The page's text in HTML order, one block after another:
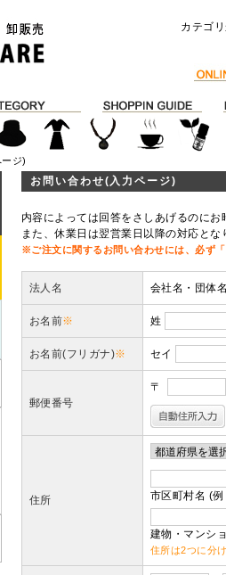
カテゴ
ジ)
お問い合わせ(入力ページ)
内容によっては回答をさしあげるのに
また、休業日は翌営業日以降の対応と
※ご注文に関するお問い合わせには、必ず
法人名 会社名・団体
お名前※ 姓
お名前(フリガナ)※ セイ
郵便番号
〒
住所 市区町村名 (
建物・マンシ
住所は2つに分